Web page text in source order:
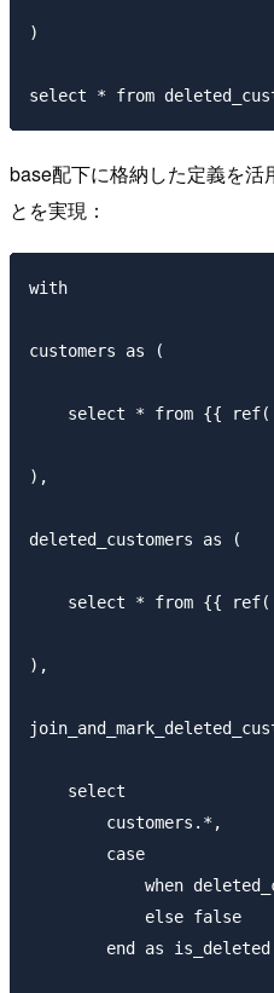
)
base配下に格納した定義を活
とを実現：
with
customers as (
select * from {{
),
deleted_customers as (
select * from {{
),
    select
        customers.*,
        case
when
            else false
        end as is_deleted